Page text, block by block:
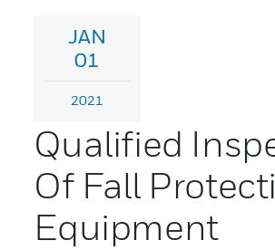
JAN
01
2021
Qualified
Of Fall
Equipment